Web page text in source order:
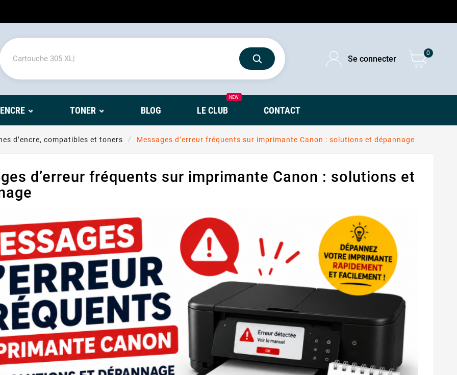
Se connecter
0
TONER BLOG LE CLUB
NEW
CONTACT
d’encre, compatibles et toners Messages d’erreur fréquents sur imprimante Canon : solutions et dépannage
d’erreur fréquents sur imprimante Canon : solutions et